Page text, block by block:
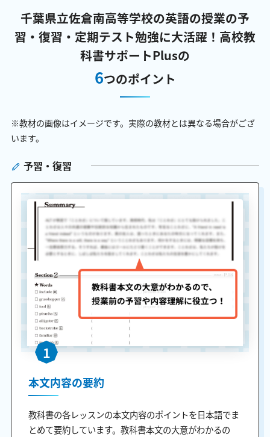
千葉県立佐倉南高等学校の英語の授業の予
習・復習・定期テスト勉強に大活躍！ 高校教
科書サポートPlusの
6つのポイント
※教材の画像はイメージです。実際の教材とは異なる場合がござ
います。
予習・復習
1
本文内容の要約
教科書の各レッスンの本文内容のポイントを日本語でま
とめて要約しています。教科書本文の大意がわかるの